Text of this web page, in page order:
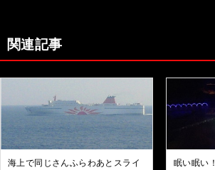
関連記事
海上で同じさんふらわあとスライ
眠い眠い！